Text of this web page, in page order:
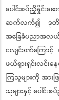
ပေါင်းစပ်ညှိနှိုင်း
ဆက်လက်၍ ဒုတိယဗို
အခြေခံပညာအလ
ငလျင်ဒဏ်ကြောင့်
ဖယ်ရှားရှင်းလင်
ကြသူများကို အာ
သူများနှင့် ပေါင်